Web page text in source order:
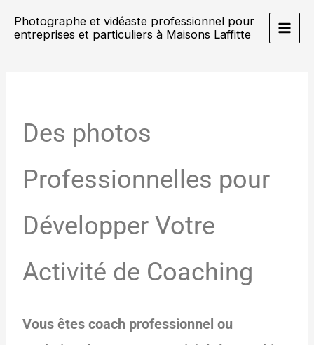
Photographe et vidéaste professionnel pour
entreprises et particuliers à Maisons Laffitte
Main
Des photos
Professionnelles pour
Développer Votre
Activité de Coaching
Vous êtes coach professionnel ou